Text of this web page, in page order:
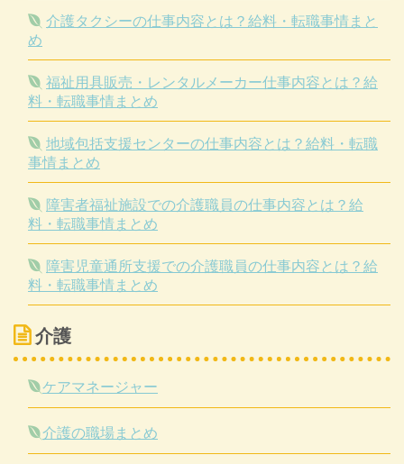
介護タクシーの仕事内容とは？給料・転職事情まと
め
福祉用具販売・レンタルメーカー仕事内容とは？給
料・転職事情まとめ
地域包括支援センターの仕事内容とは？給料・転職
事情まとめ
障害者福祉施設での介護職員の仕事内容とは？給
料・転職事情まとめ
障害児童通所支援での介護職員の仕事内容とは？給
料・転職事情まとめ
介護
ケアマネージャー
介護の職場まとめ